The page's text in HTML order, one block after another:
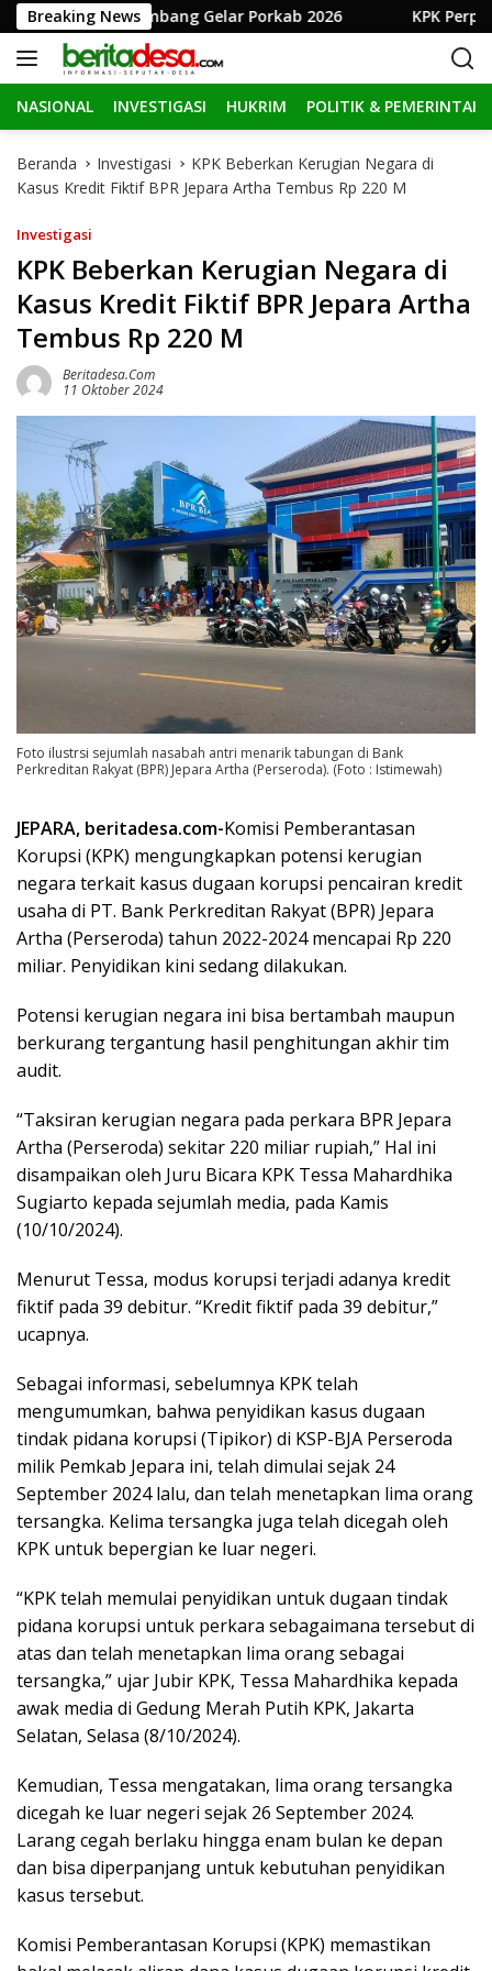
a
g
u
Breaking News
Pemkab Jombang Gelar Porkab 2026 KPK
NASIONAL INVESTIGASI HUKRIM POLITIK & PEMERINTAH
Beranda Investigasi
KPK Beberkan Kerugian Negara di
Kasus Kredit Fiktif BPR Jepara Artha Tembus Rp 220 M
Investigasi
KPK Beberkan Kerugian Negara di
Kasus Kredit Fiktif BPR Jepara Artha
Tembus Rp 220 M
Beritadesa.com
11 Oktober 2024
Foto ilustrsi sejumlah nasabah antri menarik tabungan di Bank
Perkreditan Rakyat (BPR) Jepara Artha (Perseroda). (Foto : Istimewah)
JEPARA, beritadesa.com-Komisi Pemberantasan
Korupsi (KPK) mengungkapkan potensi kerugian
negara terkait kasus dugaan korupsi pencairan kredit
usaha di PT. Bank Perkreditan Rakyat (BPR) Jepara
Artha (Perseroda) tahun 2022-2024 mencapai Rp 220
miliar. Penyidikan kini sedang dilakukan.
Potensi kerugian negara ini bisa bertambah maupun
berkurang tergantung hasil penghitungan akhir tim
audit.
“Taksiran kerugian negara pada perkara BPR Jepara
Artha (Perseroda) sekitar 220 miliar rupiah,” Hal ini
disampaikan oleh Juru Bicara KPK Tessa Mahardhika
Sugiarto kepada sejumlah media, pada Kamis
(10/10/2024).
Menurut Tessa, modus korupsi terjadi adanya kredit
fiktif pada 39 debitur. “Kredit fiktif pada 39 debitur,”
ucapnya.
Sebagai informasi, sebelumnya KPK telah
mengumumkan, bahwa penyidikan kasus dugaan
tindak pidana korupsi (Tipikor) di KSP-BJA Perseroda
milik Pemkab Jepara ini, telah dimulai sejak 24
September 2024 lalu, dan telah menetapkan lima orang
tersangka. Kelima tersangka juga telah dicegah oleh
KPK untuk bepergian ke luar negeri.
“KPK telah memulai penyidikan untuk dugaan tindak
pidana korupsi untuk perkara sebagaimana tersebut di
atas dan telah menetapkan lima orang sebagai
tersangka,” ujar Jubir KPK, Tessa Mahardhika kepada
awak media di Gedung Merah Putih KPK, Jakarta
Selatan, Selasa (8/10/2024).
Kemudian, Tessa mengatakan, lima orang tersangka
dicegah ke luar negeri sejak 26 September 2024.
Larang cegah berlaku hingga enam bulan ke depan
dan bisa diperpanjang untuk kebutuhan penyidikan
kasus tersebut.
Komisi Pemberantasan Korupsi (KPK) memastikan